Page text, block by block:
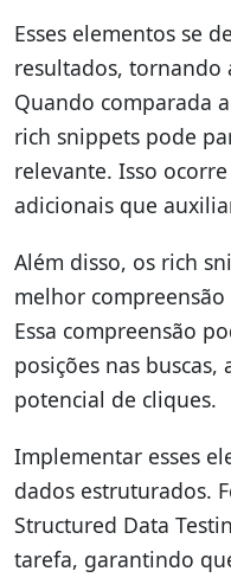
Esses elementos se
resultados, tornando
Quando comparada
rich snippets pode
relevante. Isso
adicionais que
Além disso, os rich
melhor
Essa compreensão
posições nas
potencial de cliques.
Implementar esses
dados estruturados.
Structured Data
tarefa, garantindo